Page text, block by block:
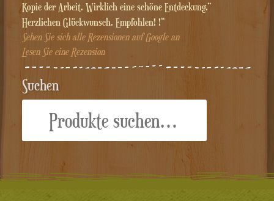
Kopie der Arbeit. Wirklich eine schöne Entdeckung.“
Herzlichen Glückwunsch. Empfohlen! !“
Sehen Sie sich alle Rezensionen auf Google an
Lesen Sie eine Rezension
Suchen